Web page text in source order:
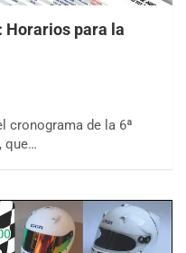
Horarios para la
cronograma de la 6ª
que…